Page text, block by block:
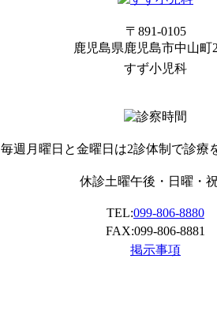
〒891-0105
鹿児島県鹿児島市中山町
すず小児科
毎週月曜日と金曜日は2診体制で診療
休診土曜午後・日曜・
TEL:099-806-8880
FAX:099-806-8881
掲示事項